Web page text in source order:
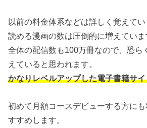
以前の料金体系などは詳しく覚えて
読める漫画の数は圧倒的に増えていま
全体の配信数も100万冊なので、恐ら
えていると思われます。
かなりレベルアップした電子書籍サ
初めて月額コースデビューする方に
すすめします。